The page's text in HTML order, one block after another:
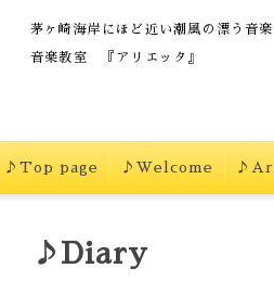
茅ヶ崎海岸にほど近い潮風の漂う音楽
音楽教室 『アリエッタ』
♪Top page ♪Welcome
♪Diary